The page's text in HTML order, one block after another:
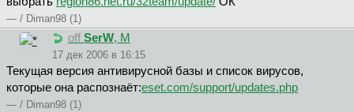
— / Diman98 (1)
off SerW, М
17 дек 2006 в 16:15
Текущая версия антивирусной базы и список вирусов,
которые она распознаёт:eset.com/support/updates.php
— / Diman98 (1)